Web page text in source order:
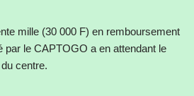
mille (30 000 F) en remboursement
par le CAPTOGO a en attendant le
centre.